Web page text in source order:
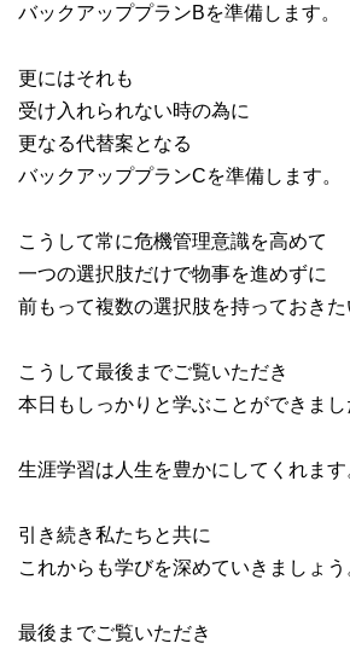
バックアッププランBを準備します。
更にはそれも
受け入れられない時の為に
更なる代替案となる
バックアッププランCを準備します。
こうして常に危機管理意識を高めて
一つの選択肢だけで物事を進めずに
前もって複数の選択肢を持っておきた
こうして最後までご覧いただき
本日もしっかりと学ぶことができまし
生涯学習は人生を豊かにしてくれます
引き続き私たちと共に
これからも学びを深めていきましょう
最後までご覧いただき